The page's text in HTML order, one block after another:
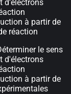
d'électrons
à partir de
réaction
le sens
d'électrons
à partir de